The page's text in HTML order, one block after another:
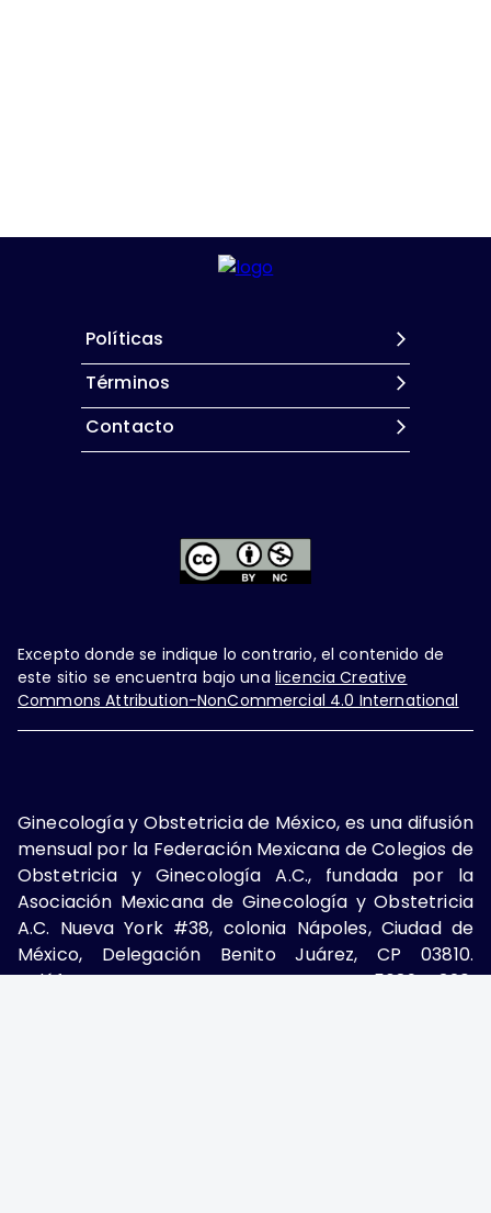
Políticas
Términos
Contacto
Excepto donde se indique lo contrario, el contenido de
este sitio se encuentra bajo una licencia Creative
Commons Attribution-NonCommercial 4.0 International
Ginecología y Obstetricia de México, es una difusión
mensual por la Federación Mexicana de Colegios de
Obstetricia y Ginecología A.C., fundada por la
Asociación Mexicana de Ginecología y Obstetricia
A.C. Nueva York #38, colonia Nápoles, Ciudad de
México, Delegación Benito Juárez, CP 03810.
Teléfono: 5689-4320,